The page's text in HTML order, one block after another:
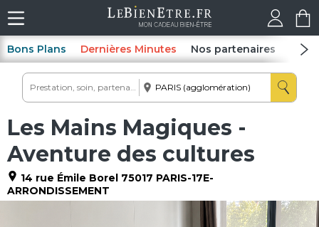
Bons Plans Dernières Minutes Nos partenaires Spas
Les Mains Magiques -
Aventure des cultures
14 rue Émile Borel 75017 PARIS-17E-
ARRONDISSEMENT